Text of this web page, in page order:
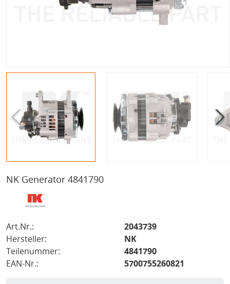
NK Generator 4841790
Art.Nr.:
2043739
Hersteller:
NK
Teilenummer:
4841790
EAN-Nr.:
5700755260821